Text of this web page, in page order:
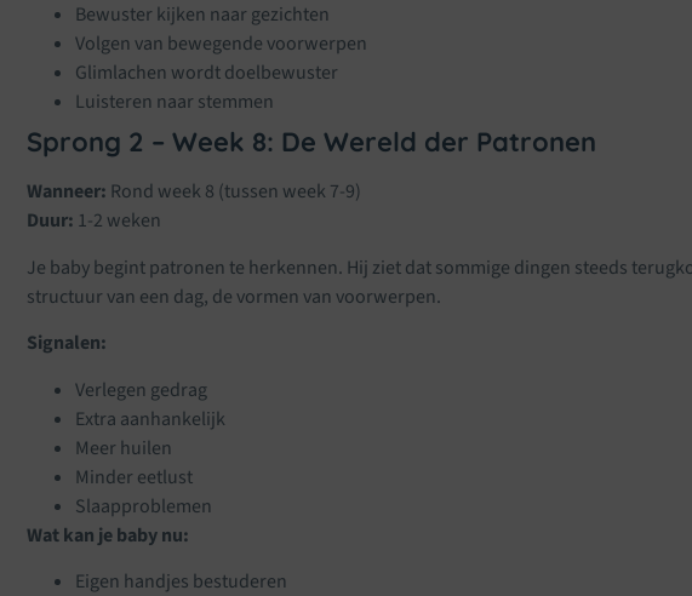
Bewuster kijken naar gezichten
Volgen van bewegende voorwerpen
Glimlachen wordt doelbewuster
Luisteren naar stemmen
Sprong 2 – Week 8: De Wereld der Patronen
Wanneer: Rond week 8 (tussen week 7-9)
Duur: 1-2 weken
Je baby begint patronen te herkennen. Hij ziet dat sommige dingen steeds
structuur van een dag, de vormen van voorwerpen.
Signalen:
Verlegen gedrag
Extra aanhankelijk
Meer huilen
Minder eetlust
Slaapproblemen
Wat kan je baby nu:
Eigen handjes bestuderen